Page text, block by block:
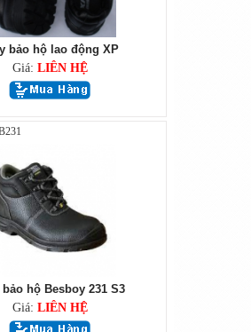
bảo hộ lao động XP
Giá: LIÊN HỆ
bảo hộ Besboy 231 S3
Giá: LIÊN HỆ